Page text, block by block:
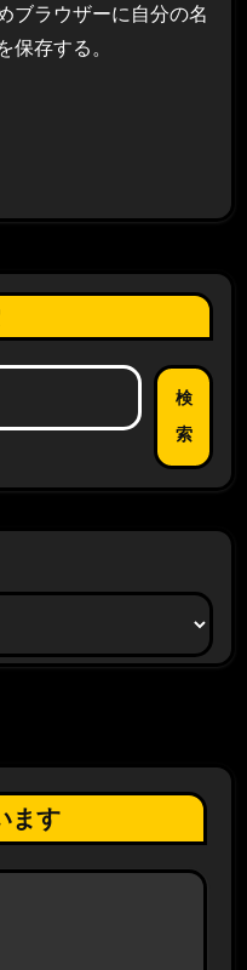
ブラウザーに自分の名
保存する。
検
索
ます